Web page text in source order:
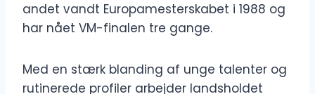
andet vandt Europamesterskabet i 1988 og
har nået VM-finalen tre gange.
Med en stærk blanding af unge talenter og
rutinerede profiler arbejder landsholdet